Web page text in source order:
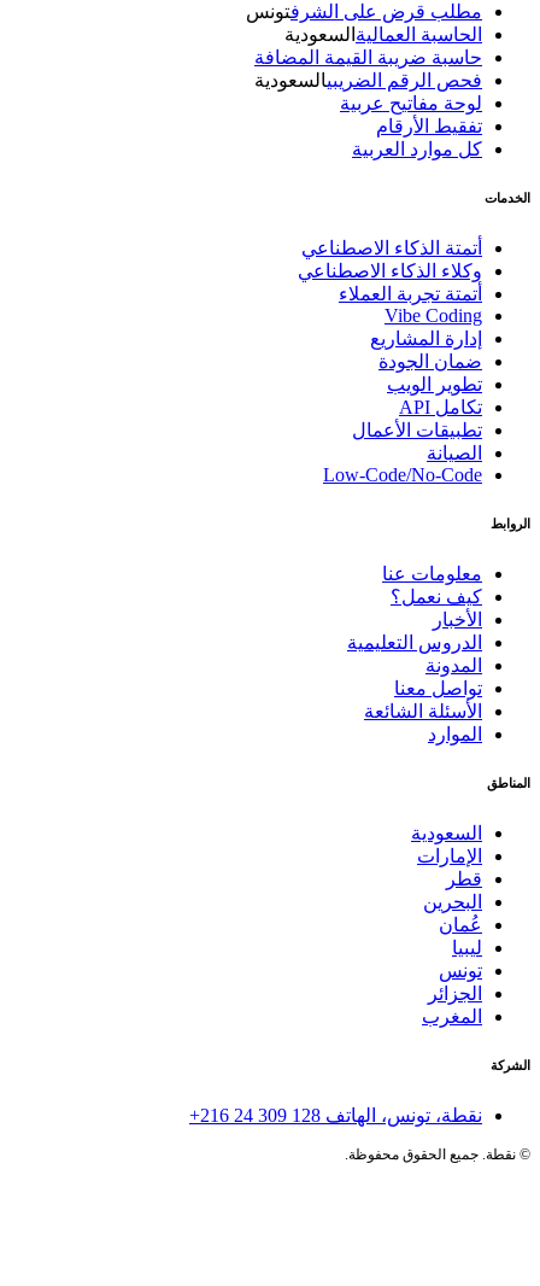
مطلب قرض على الشرف تونس
الحاسبة العماليةالسعودية
حاسبة ضريبة القيمة المضافة
فحص الرقم الضريبيالسعودية
لوحة مفاتيح عربية
تفقيط الأرقام
كل موارد العربية
الخدمات
أتمتة الذكاء الاصطناعي
وكلاء الذكاء الاصطناعي
أتمتة تجربة العملاء
Vibe Coding
إدارة المشاريع
ضمان الجودة
تطوير الويب
تكامل API
تطبيقات الأعمال
الصيانة
Low-Code/No-Code
الروابط
معلومات عنا
كيف نعمل؟
الأخبار
الدروس التعليمية
المدونة
تواصل معنا
الأسئلة الشائعة
الموارد
المناطق
السعودية
الإمارات
قطر
البحرين
عُمان
ليبيا
تونس
الجزائر
المغرب
الشركة
نقطة، تونس، الهاتف +216 24 309 128
©نقطة. جميع الحقوق محفوظة.